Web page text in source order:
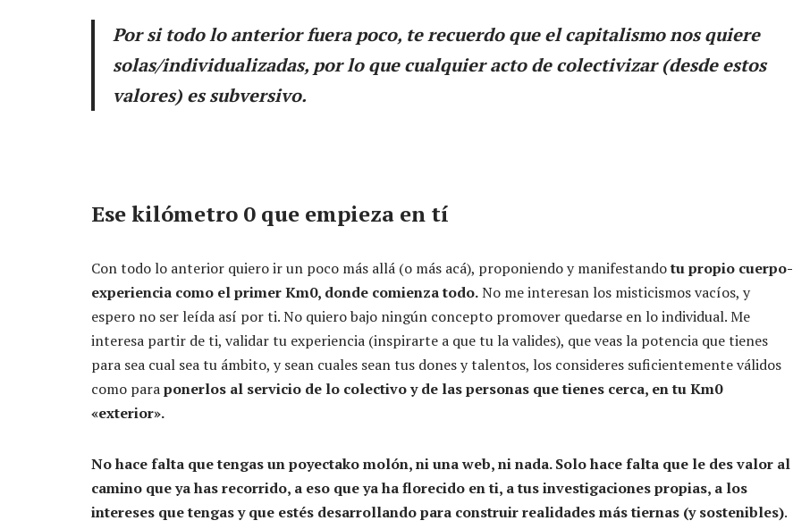
Por si todo lo anterior fuera poco, te recuerdo que el capitalismo nos quiere
solas/individualizadas, por lo que cualquier acto de colectivizar (desde estos
valores) es subversivo.
Ese kilómetro 0 que empieza en tí
Con todo lo anterior quiero ir un poco más allá (o más acá), proponiendo y manifestandotu propio cuerpo-
experiencia como el primer Km0, donde comienza todo.No me interesan los misticismos vacíos, y
espero no ser leída así por ti. No quiero bajo ningún concepto promover quedarse en lo individual. Me
interesa partir de ti, validar tu experiencia (inspirarte a que tu la valides), que veas la potencia que tienes
para sea cual sea tu ámbito, y sean cuales sean tus dones y talentos, los consideres suficientemente válidos
como paraponerlos al servicio de lo colectivo y de las personas que tienes cerca, en tu Km0
«exterior».
No hace falta que tengas un poyectako molón, ni una web, ni nada. Solo hace falta que le des valor al
camino que ya has recorrido, a eso que ya ha florecido en ti, a tus investigaciones propias, a los
intereses que tengas y que estés desarrollando para construir realidades más tiernas (y sostenibles).